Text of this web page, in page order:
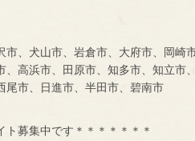
市、犬山市、岩倉市、大府市、岡崎
高浜市、田原市、知多市、知立市
尾市、日進市、半田市、碧南市
ト募集中です＊＊＊＊＊＊＊